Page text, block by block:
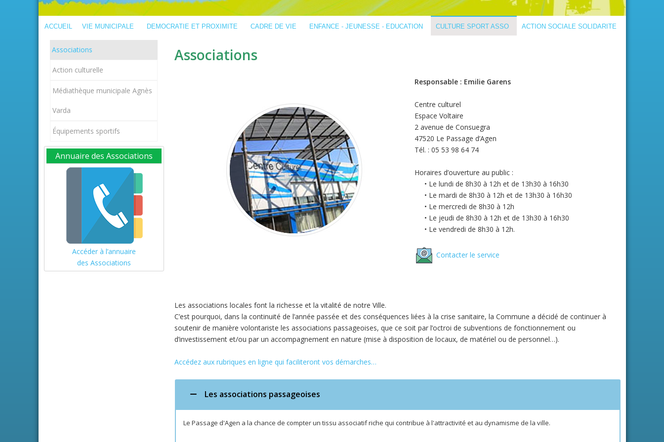
ACCUEIL VIE MUNICIPALE DEMOCRATIE ET PROXIMITE CADRE DE VIE ENFANCE - JEUNESSE - EDUCATION CULTURE SPORT ASSO ACTION SOCIALE SOLIDARITE
Associations
Action culturelle
Médiathèque municipale Agnès
Varda
Équipements sportifs
Annuaire des Associations
Accéder à l’annuaire
des Associations
Associations
Responsable : Emilie Garens
Centre culturel
Espace Voltaire
2 avenue de Consuegra
47520 Le Passage d’Agen
Tél. : 05 53 98 64 74
Horaires d’ouverture au public :
• Le lundi de 8h30 à 12h et de 13h30 à 16h30
• Le mardi de 8h30 à 12h et de 13h30 à 16h30
• Le mercredi de 8h30 à 12h
• Le jeudi de 8h30 à 12h et de 13h30 à 16h30
• Le vendredi de 8h30 à 12h.
Contacter le service
Les associations locales font la richesse et la vitalité de notre Ville.
C’est pourquoi, dans la continuité de l’année passée et des conséquences liées à la crise sanitaire, la Commune a décidé de continuer à
soutenir de manière volontariste les associations passageoises, que ce soit par l’octroi de subventions de fonctionnement ou
d’investissement et/ou par un accompagnement en nature (mise à disposition de locaux, de matériel ou de personnel…).
Accédez aux rubriques en ligne qui faciliteront vos démarches…
Les associations passageoises
Le Passage d'Agen a la chance de compter un tissu associatif riche qui contribue à l'attractivité et au dynamisme de la ville.